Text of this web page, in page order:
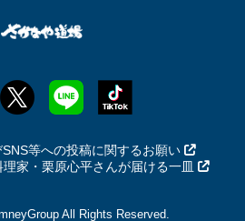
等への投稿に関するお願い
家・栗原心平さんが届ける一皿
All Rights Reserved.